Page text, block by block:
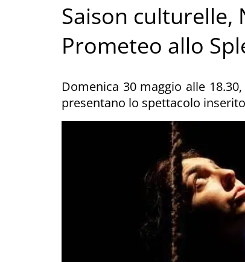
Saison
Prometeo allo
Domenica 30 maggio alle
presentano lo spettacolo